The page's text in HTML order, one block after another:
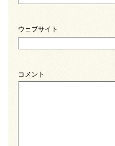
ウェブサイト
コメント